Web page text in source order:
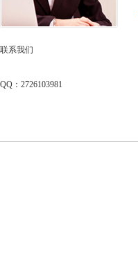
联系我们
QQ：2726103981